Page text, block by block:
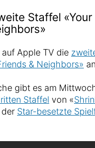
Staffel «Your
Apple TV die
& Neighbors»
gibt es am
Staffel von «
Star-besetzte